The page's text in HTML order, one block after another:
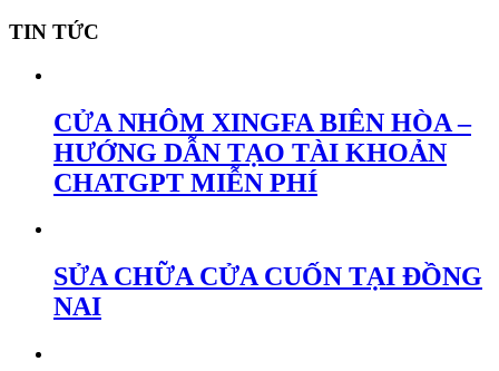
TIN TỨC
CỬA NHÔM XINGFA BIÊN HÒA –
HƯỚNG DẪN TẠO TÀI KHOẢN
CHATGPT MIỄN PHÍ
SỬA CHỮA CỬA CUỐN TẠI ĐỒNG
NAI